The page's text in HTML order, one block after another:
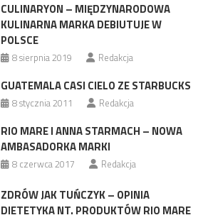
CULINARYON – MIĘDZYNARODOWA
KULINARNA MARKA DEBIUTUJE W
POLSCE
8 sierpnia 2019 Redakcja
GUATEMALA CASI CIELO ZE STARBUCKS
8 stycznia 2011 Redakcja
RIO MARE I ANNA STARMACH – NOWA
AMBASADORKA MARKI
8 czerwca 2017 Redakcja
ZDRÓW JAK TUŃCZYK – OPINIA
DIETETYKA NT. PRODUKTÓW RIO MARE